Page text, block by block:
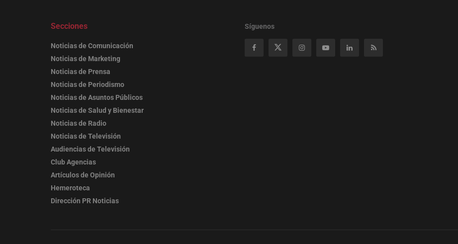
Secciones
Noticias de Comunicación
Noticias de Marketing
Noticias de Prensa
Noticias de Periodismo
Noticias de Asuntos Públicos
Noticias de Salud y Bienestar
Noticias de Radio
Noticias de Televisión
Audiencias de Televisión
Club Agencias
Artículos de Opinión
Hemeroteca
Dirección PR Noticias
Síguenos